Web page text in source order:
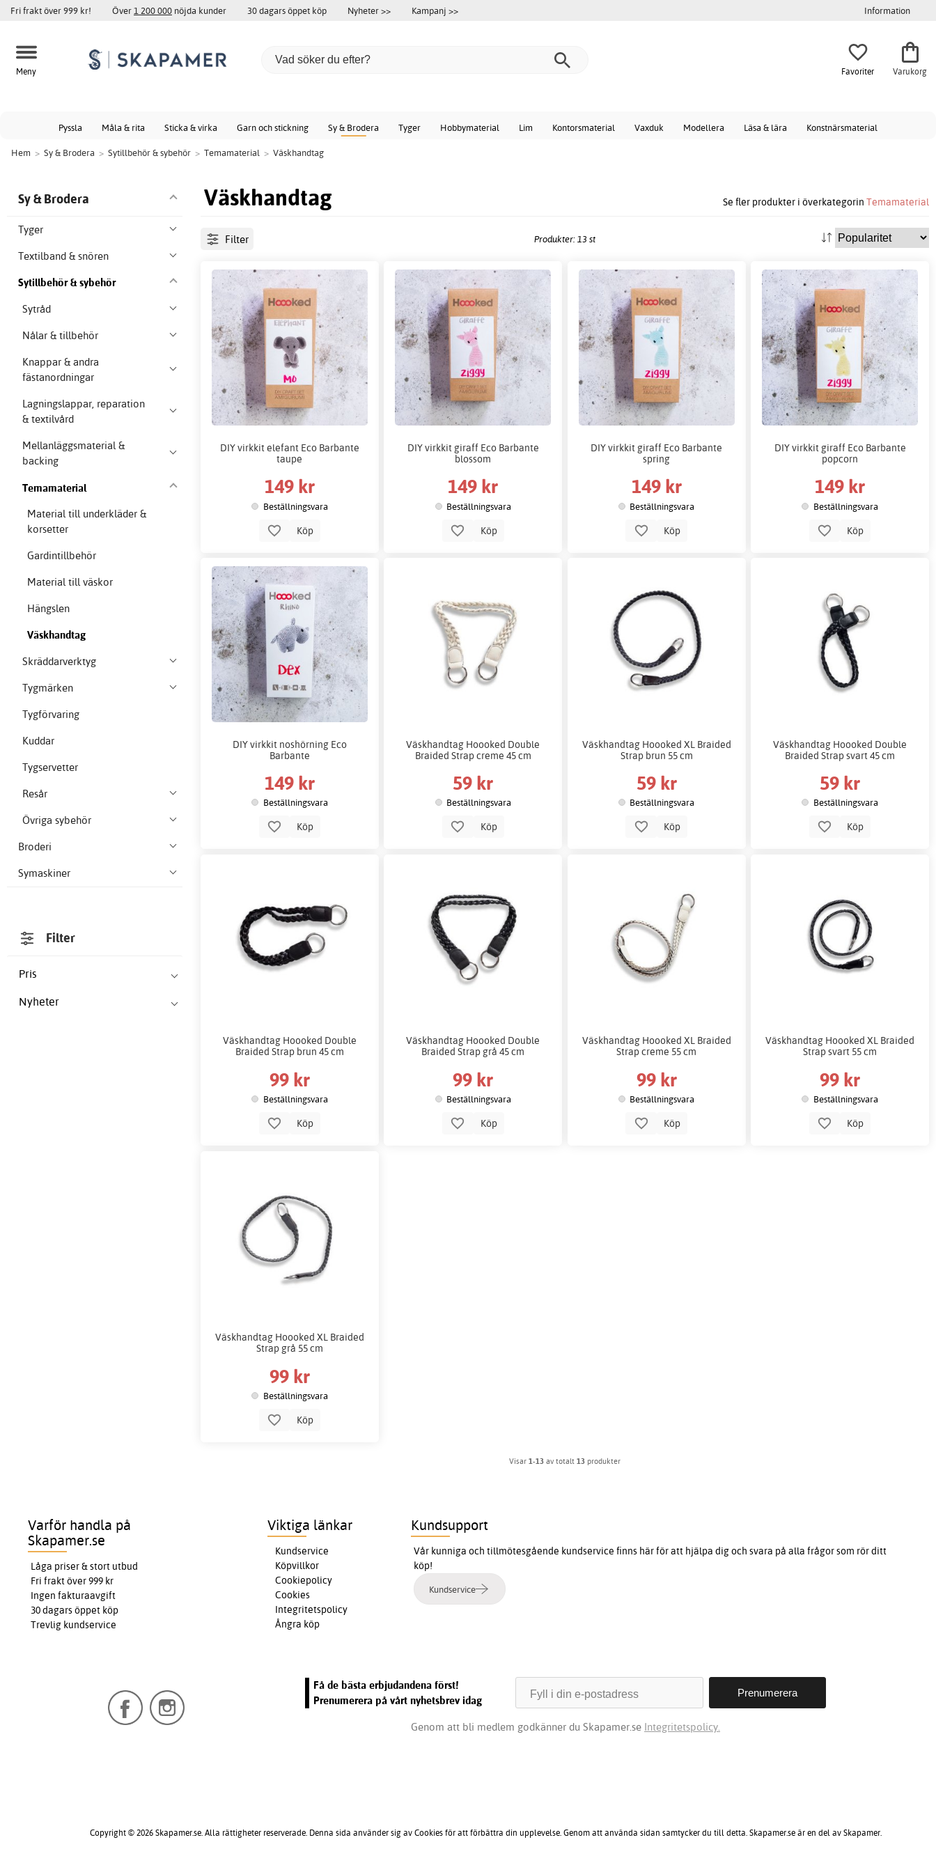
Fri frakt över 999 kr! Över1 200 000 nöjda kunder 30 dagars öppet köp Nyheter >> Kampanj >> Information
Meny Favoriter Varukorg
Pyssla Måla & rita Sticka & virka Garn och stickning Sy & Brodera Tyger Hobbymaterial Lim Kontorsmaterial Vaxduk Modellera Läsa & lära Konstnärsmaterial
Hem > Sy & Brodera > Sytillbehör & sybehör > Temamaterial > Väskhandtag
Väskhandtag Se fler produkter i överkategorin Temamaterial
Sy & Brodera
Tyger
Textilband & snören
Sytillbehör & sybehör
Sytråd
Nålar & tillbehör
Knappar & andra
fästanordningar
Lagningslappar, reparation
& textilvård
Mellanläggsmaterial &
backing
Temamaterial
Material till underkläder &
korsetter
Gardintillbehör
Material till väskor
Hängslen
Väskhandtag
Skräddarverktyg
Tygmärken
Tygförvaring
Kuddar
Tygservetter
Resår
Övriga sybehör
Broderi
Symaskiner
Filter
Pris
Nyheter
Filter Produkter: 13 st
DIY virkkit elefant Eco Barbante
taupe
149 kr
Beställningsvara
Köp
DIY virkkit giraff Eco Barbante
blossom
149 kr
Beställningsvara
Köp
DIY virkkit giraff Eco Barbante
spring
149 kr
Beställningsvara
Köp
DIY virkkit giraff Eco Barbante
popcorn
149 kr
Beställningsvara
Köp
DIY virkkit noshörning Eco
Barbante
149 kr
Beställningsvara
Köp
Väskhandtag Hoooked Double
Braided Strap creme 45 cm
59 kr
Beställningsvara
Köp
Väskhandtag Hoooked XL Braided
Strap brun 55 cm
59 kr
Beställningsvara
Köp
Väskhandtag Hoooked Double
Braided Strap svart 45 cm
59 kr
Beställningsvara
Köp
Väskhandtag Hoooked Double
Braided Strap brun 45 cm
99 kr
Beställningsvara
Köp
Väskhandtag Hoooked Double
Braided Strap grå 45 cm
99 kr
Beställningsvara
Köp
Väskhandtag Hoooked XL Braided
Strap creme 55 cm
99 kr
Beställningsvara
Köp
Väskhandtag Hoooked XL Braided
Strap svart 55 cm
99 kr
Beställningsvara
Köp
Väskhandtag Hoooked XL Braided
Strap grå 55 cm
99 kr
Beställningsvara
Köp
Visar1-13 av totalt13 produkter
Varför handla på
Skapamer.se
Låga priser & stort utbud
Fri frakt över 999 kr
Ingen fakturaavgift
30 dagars öppet köp
Trevlig kundservice
Viktiga länkar
Kundservice
Köpvillkor
Cookiepolicy
Cookies
Integritetspolicy
Ångra köp
Kundsupport
Vår kunniga och tillmötesgående kundservice finns här för att hjälpa dig och svara på alla frågor som rör ditt
köp!
Kundservice
Få de bästa erbjudandena först!
Prenumerera på vårt nyhetsbrev idag
Genom att bli medlem godkänner du Skapamer.se Integritetspolicy.
Copyright © 2026 Skapamer.se. Alla rättigheter reserverade. Denna sida använder sig av Cookies för att förbättra din upplevelse. Genom att använda sidan samtycker du till detta. Skapamer.se är en del av Skapamer.